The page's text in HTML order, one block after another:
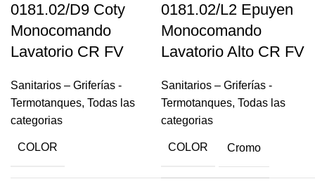
0181.02/D9 Coty
Monocomando
Lavatorio CR FV
Sanitarios – Griferías -
Termotanques, Todas las
categorias
COLOR Cromo
0181.02/L2 Epuyen
Monocomando
Lavatorio Alto CR FV
Sanitarios – Griferías -
Termotanques, Todas las
categorias
COLOR